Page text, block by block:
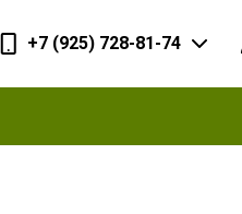
+7 (925) 728-81-74